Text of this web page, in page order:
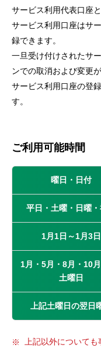
メリット
機能・サービス
セキュリティ
サービス利用代表口座
サービス利用口座はサ
録できます。
一旦受け付けされたサ
ンでの取消および変更
サービス利用口座の登
す。
ご利用可能時間
曜日・日付
平日・土曜・日曜・
1月1日～1月3日
1月・5月・8月・10
土曜日
上記土曜日の翌日
上記以外について